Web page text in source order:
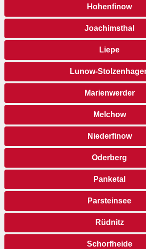
Hohenfinow
Joachimsthal
Liepe
Lunow-
Marienwerder
Melchow
Niederfinow
Oderberg
Panketal
Parsteinsee
Rüdnitz
Schorfheide